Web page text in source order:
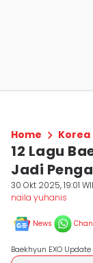
Home Korea
12 Lagu
Jadi
30 Okt 2025, 19:01
naila yuhanis
News
Baekhyun EXO